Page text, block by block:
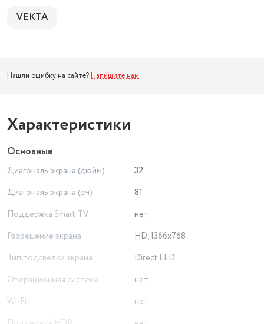
VEKTA
Нашли ошибку на сайте? Напишите нам.
Характеристики
Основные
Диагональ экрана (дюйм)
32
Диагональ экрана (см)
81
Поддержка Smart TV
нет
Разрешение экрана
HD, 1366x768
Тип подсветки экрана
Direct LED
Операционная система
нет
Wi-Fi
нет